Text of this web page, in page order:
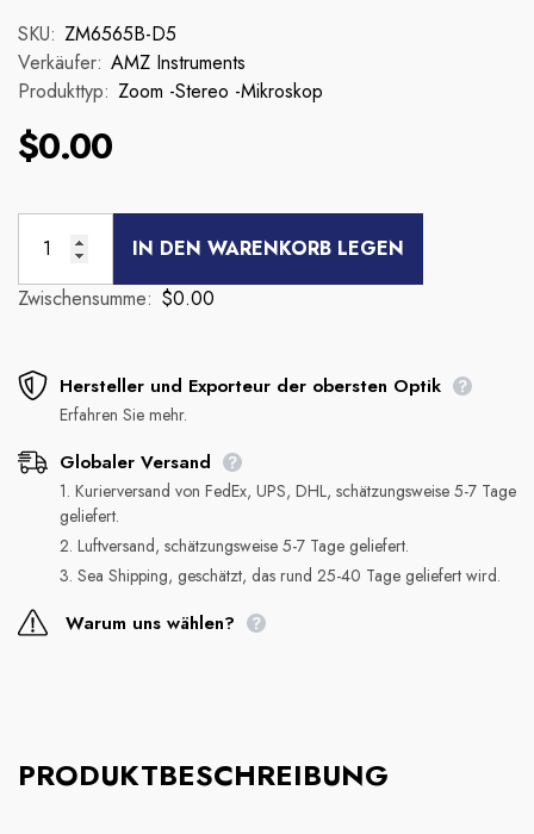
SKU: ZM6565B-D5
Verkäufer: AMZ Instruments
Produkttyp: Zoom -Stereo -Mikroskop
$0.00
IN DEN WARENKORB LEGEN
Zwischensumme: $0.00
Hersteller und Exporteur der obersten Optik
Erfahren Sie mehr.
Globaler Versand
1. Kurierversand von FedEx, UPS, DHL, schätzungsweise 5-7 Tage
geliefert.
2. Luftversand, schätzungsweise 5-7 Tage geliefert.
3. Sea Shipping, geschätzt, das rund 25-40 Tage geliefert wird.
Warum uns wählen?
PRODUKTBESCHREIBUNG